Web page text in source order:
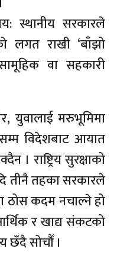
स्थानीय सरकारले
लगत राखी ‘बाँझो
वा सहकारी
युवालाई मरुभूमिमा
विदेशबाट आयात
। राष्ट्रिय सुरक्षाको
तीनै तहका सरकारले
ठोस कदम नचाल्ने हो
र खाद्य संकटको
छँदै सोचौँ ।